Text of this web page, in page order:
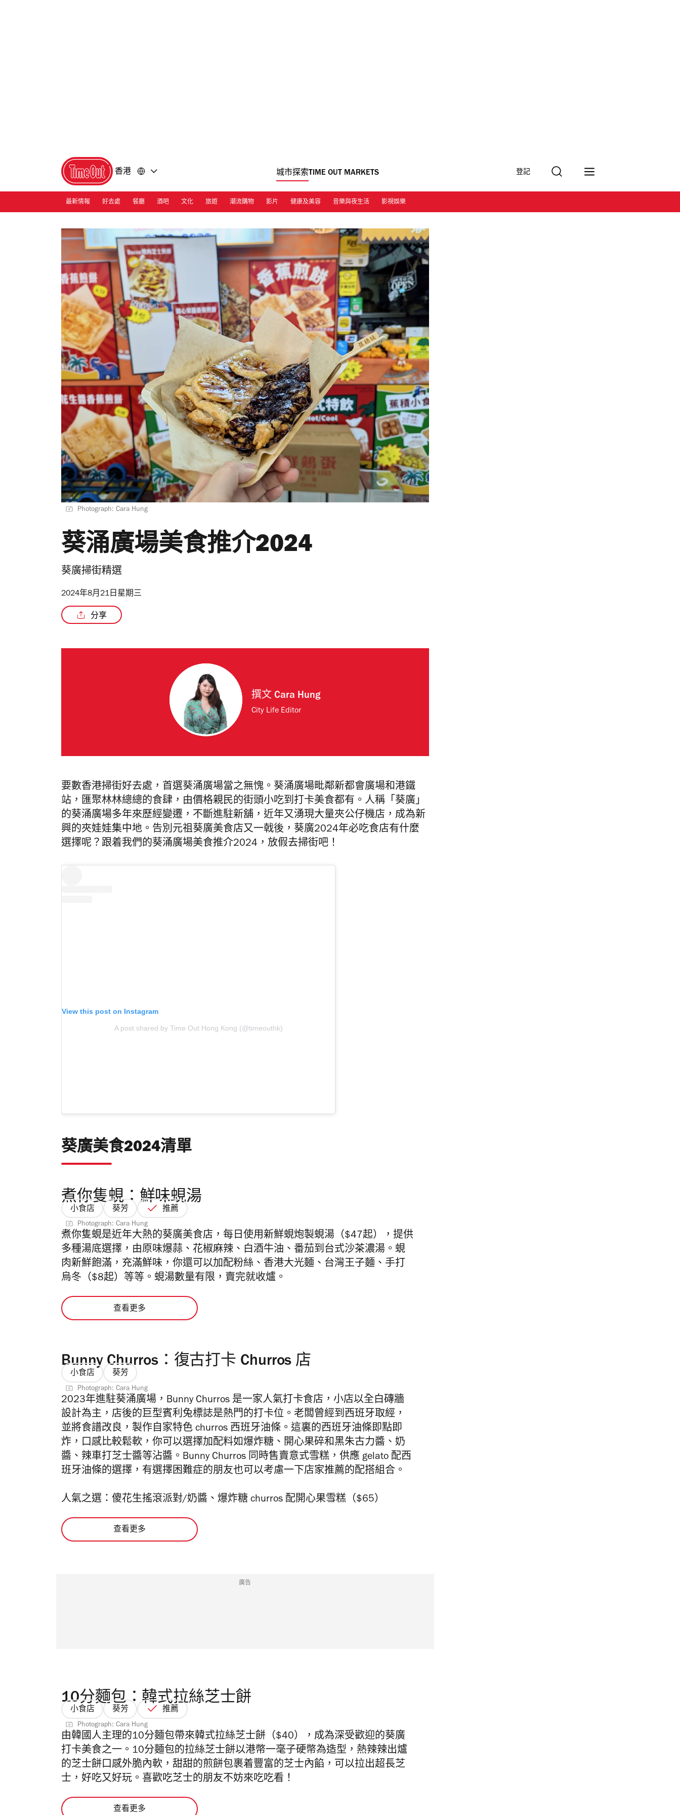
香港 城市探索TIME OUT MARKETS 登記
最新情報 好去處 餐廳 酒吧 文化 旅遊 潮流購物 影片 健康及美容 音樂與夜生活 影視娛樂
Photograph: Cara Hung
葵涌廣場美食推介2024
葵廣掃街精選
2024年8月21日星期三
分享
撰文Cara Hung
City Life Editor
要數香港掃街好去處，首選葵涌廣場當之無愧。葵涌廣場毗鄰新都會廣場和港鐵
站，匯聚林林總總的食肆，由價格親民的街頭小吃到打卡美食都有。人稱「葵廣」
的葵涌廣場多年來歷經變遷，不斷進駐新舖，近年又湧現大量夾公仔機店，成為新
興的夾娃娃集中地。告別元祖葵廣美食店又一戟後，葵廣2024年必吃食店有什麼
選擇呢？跟着我們的葵涌廣場美食推介2024，放假去掃街吧！
View this post on Instagram
A post shared by Time Out Hong Kong (@timeouthk)
葵廣美食2024清單
煮你隻蜆：鮮味蜆湯
小食店 葵芳 推薦
Photograph: Cara Hung
煮你隻蜆是近年大熱的葵廣美食店，每日使用新鮮蜆炮製蜆湯（$47起），提供
多種湯底選擇，由原味爆蒜、花椒麻辣、白酒牛油、番茄到台式沙茶濃湯。蜆
肉新鮮飽滿，充滿鮮味，你還可以加配粉絲、香港大光麵、台灣王子麵、手打
烏冬（$8起）等等。蜆湯數量有限，賣完就收爐。
查看更多
Bunny Churros：復古打卡 Churros 店
小食店 葵芳
Photograph: Cara Hung
2023年進駐葵涌廣場，Bunny Churros 是一家人氣打卡食店，小店以全白磚牆
設計為主，店後的巨型賓利兔標誌是熱門的打卡位。老闆曾經到西班牙取經，
並將食譜改良，製作自家特色 churros 西班牙油條。這裏的西班牙油條即點即
炸，口感比較鬆軟，你可以選擇加配料如爆炸糖、開心果碎和黑朱古力醬、奶
醬、辣車打芝士醬等沾醬。Bunny Churros 同時售賣意式雪糕，供應 gelato 配西
班牙油條的選擇，有選擇困難症的朋友也可以考慮一下店家推薦的配搭組合。
人氣之選：傻花生搖滾派對/奶醬、爆炸糖 churros 配開心果雪糕（$65）
查看更多
廣告
10分麵包：韓式拉絲芝士餅
小食店 葵芳 推薦
Photograph: Cara Hung
由韓國人主理的10分麵包帶來韓式拉絲芝士餅（$40），成為深受歡迎的葵廣
打卡美食之一。10分麵包的拉絲芝士餅以港幣一毫子硬幣為造型，熱辣辣出爐
的芝士餅口感外脆內軟，甜甜的煎餅包裹着豐富的芝士內餡，可以拉出超長芝
士，好吃又好玩。喜歡吃芝士的朋友不妨來吃吃看！
查看更多